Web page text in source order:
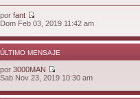
porfant
Dom Feb 03, 2019 11:42 am
ÚLTIMO MENSAJE
por3000MAN
Sab Nov 23, 2019 10:30 am